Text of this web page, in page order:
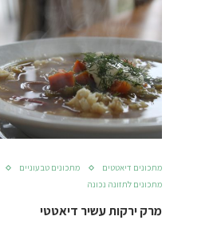
מתכונים דיאטטים
מתכונים טבעוניים
מתכונים לתזונה נכונה
מרק ירקות עשיר דיאטטי